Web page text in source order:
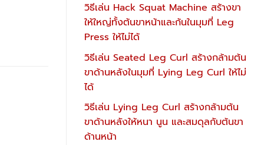
วิธีเล่น Hack Squat Machine สร้างขา
ให้ใหญ่ทั้งต้นขาหน้าและก้นในมุมที่ Leg
Press ให้ไม่ได้
วิธีเล่น Seated Leg Curl สร้างกล้ามต้น
ขาด้านหลังในมุมที่ Lying Leg Curl ให้ไม่
ได้
วิธีเล่น Lying Leg Curl สร้างกล้ามต้น
ขาด้านหลังให้หนา นูน และสมดุลกับต้นขา
ด้านหน้า